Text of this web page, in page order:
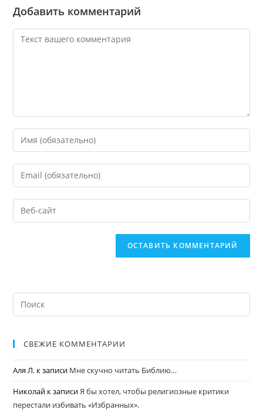
Добавить комментарий
СВЕЖИЕ КОММЕНТАРИИ
Аля Л. к записи Мне скучно читать Библию…
Николай к записиЯ бы хотел, чтобы религиозные критики
перестали избивать «Избранных».